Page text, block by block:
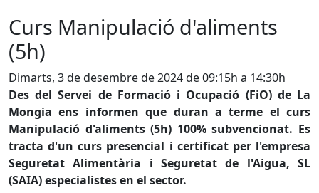
Curs Manipulació d'aliments
(5h)
Dimarts, 3 de desembre de 2024 de 09:15h a 14:30h
Des del Servei de Formació i Ocupació (FiO) de La
Mongia ens informen que duran a terme el curs
Manipulació d'aliments (5h) 100% subvencionat. Es
tracta d'un curs presencial i certificat per l'empresa
Seguretat Alimentària i Seguretat de l'Aigua, SL
(SAIA) especialistes en el sector.